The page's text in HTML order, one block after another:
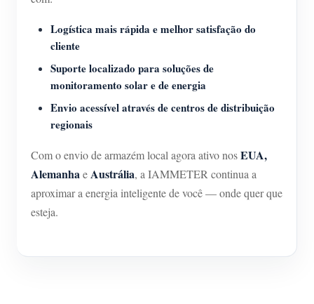
Logística mais rápida e melhor satisfação do
cliente
Suporte localizado para soluções de
monitoramento solar e de energia
Envio acessível através de centros de distribuição
regionais
Com o envio de armazém local agora ativo nosEUA,
AlemanhaeAustrália, a IAMMETER continua a
aproximar a energia inteligente de você — onde quer que
esteja.